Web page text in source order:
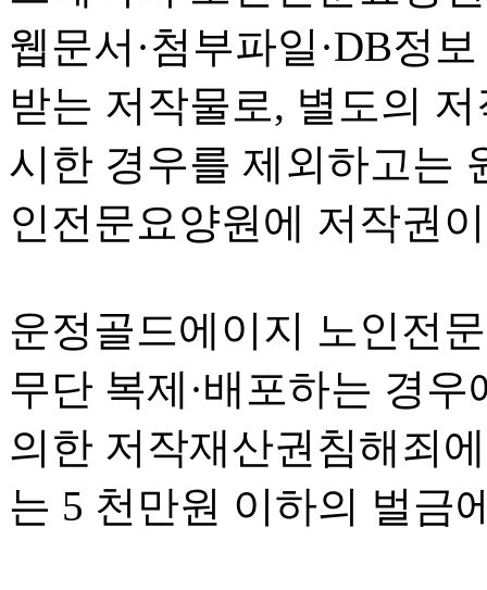
웹문서·첨부파일·DB정
받는 저작물로, 별도의
시한 경우를 제외하고는
인전문요양원에 저작권
운정골드에이지 노인전
무단 복제·배포하는 경
의한 저작재산권침해죄
는 5 천만원 이하의 벌금